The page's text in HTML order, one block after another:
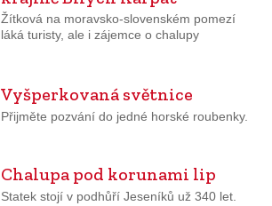
Žítková na moravsko-slovenském pomezí
láká turisty, ale i zájemce o chalupy
Vyšperkovaná světnice
Přijměte pozvání do jedné horské roubenky.
Chalupa pod korunami lip
Statek stojí v podhůří Jeseníků už 340 let.